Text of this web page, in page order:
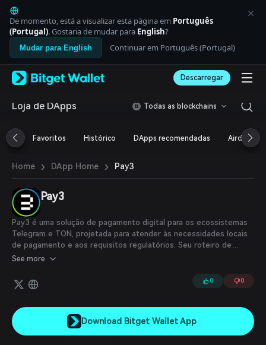
English
日本語
Tiếng Việt
Русский
Español (Latinoamérica)
Italiano
Deutsch
繁體中文
Português (Portugal)
ภาษาไทย
العربية
हिन्दी
বাংলা
Español
Português (Brasil)
Español (Argentina)
De momento, está a visualizar esta página em Português
(Portugal). Gostaria de mudar para English?
Mudar para English Continuar em Português (Portugal)
Descarregar
Loja de DApps Todas as blockchains
Favoritos Histórico DApps recomendadas Airdrop
Home › DApp Home › Pay3
Pay3
Pay3 é uma solução de pagamento digital para os ecossistemas
Telegram e TON, projetada para atender às necessidades locais
de pagamento e aos requisitos regulatórios. Seu roteiro de
desenvolvimento foca em três regiões-chave: Singapura,
See more
0 0
Download Bitget Wallet App